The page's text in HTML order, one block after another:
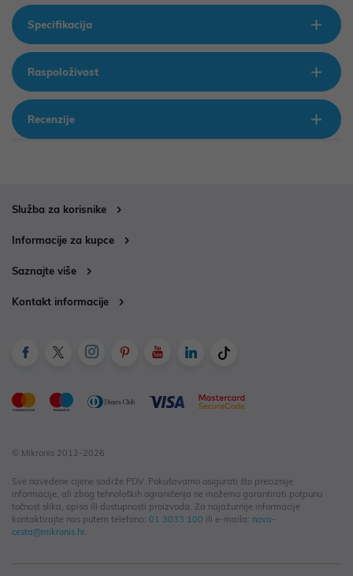
Specifikacija
Raspoloživost
Recenzije
Služba za korisnike
Informacije za kupce
Saznajte više
Kontakt informacije
© Mikronis 2012-2026
Sve navedene cijene sadrže PDV. Pokušavamo osigurati što preciznije
informacije, ali zbog tehnoloških ograničenja ne možemo garantirati potpunu
točnost slika, opisa ili dostupnosti proizvoda. Za najažurnije informacije
kontaktirajte nas putem telefona: 01 3033 100 ili e-maila: nova-
cesta@mikronis.hr.